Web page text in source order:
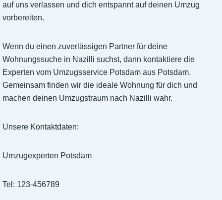
auf uns verlassen und dich entspannt auf deinen Umzug
vorbereiten.
Wenn du einen zuverlässigen Partner für deine
Wohnungssuche in Nazilli suchst, dann kontaktiere die
Experten vom Umzugsservice Potsdam aus Potsdam.
Gemeinsam finden wir die ideale Wohnung für dich und
machen deinen Umzugstraum nach Nazilli wahr.
Unsere Kontaktdaten:
Umzugexperten Potsdam
Tel: 123-456789